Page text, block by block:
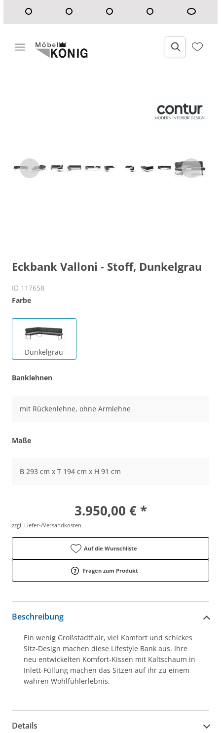
Eckbank Valloni - Stoff, Dunkelgrau
ID 117658
Farbe
Dunkelgrau
Banklehnen
mit Rückenlehne, ohne Armlehne
Maße
B 293 cm x T 194 cm x H 91 cm
3.950,00 € *
zzgl. Liefer-/Versandkosten
Auf die Wunschliste
Fragen zum Produkt
Beschreibung
Ein wenig Großstadtflair, viel Komfort und schickes
Sitz-Design machen diese Lifestyle Bank aus. Ihre
neu entwickelten Komfort-Kissen mit Kaltschaum in
Inlett-Füllung machen das Sitzen auf ihr zu einem
wahren Wohlfühlerlebnis.
Details